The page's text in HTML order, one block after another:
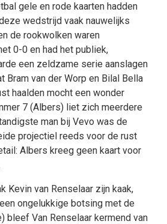
gele en rode kaarten hadden
wedstrijd vaak nauwelijks
de rookwolken waren
0-0 en had het publiek,
een zeldzame serie aanslagen
Bram van der Worp en Bilal Bella
haalden mocht een wonder
7 (Albers) liet zich meerdere
man bij Vevo was de
projectiel reeds voor de rust
Albers kreeg geen kaart voor
Kevin van Renselaar zijn kaak,
ongelukkige botsing met de
bleef Van Renselaar kermend van